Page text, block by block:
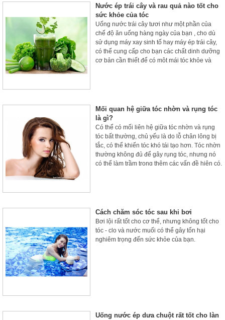
Nước ép trái cây và rau quả nào tốt cho
sức khỏe của tóc
Uống nước trái cây tươi như một phần của
chế độ ăn uống hàng ngày của bạn , cho dù
sử dụng máy xay sinh tố hay máy ép trái cây,
có thể cung cấp cho bạn các chất dinh dưỡng
cơ bản cần thiết để có một mái tóc khỏe và
Mối quan hệ giữa tóc nhờn và rụng tóc
là gì?
Có thể có mối liên hệ giữa tóc nhờn và rụng
tóc bất thường, chủ yếu là do lỗ chân lông bị
tắc, có thể khiến tóc khó tái tạo hơn. Tóc nhờn
thường không đủ để gây rụng tóc, nhưng nó
có thể làm trầm trọng thêm các vấn đề hiện có.
Cách chăm sóc tóc sau khi bơi
Bơi lội rất tốt cho cơ thể, nhưng không tốt cho
tóc - clo và nước muối có thể gây tổn hại
nghiêm trọng đến sức khỏe của bạn.
Uống nước ép dưa chuột rất tốt cho làn